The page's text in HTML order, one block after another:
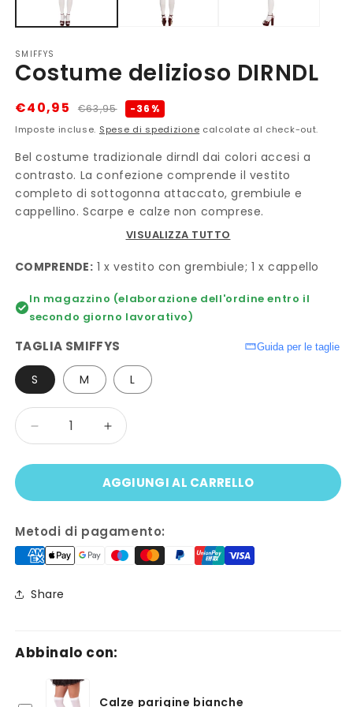
SMIFFYS
Costume delizioso DIRNDL
Prezzo
di
€63,95
Prezzo
scontato
€40,95 -36%
Imposte incluse. Spese di spedizione calcolate al check-out.
Bel costume tradizionale dirndl dai colori accesi a
contrasto. La confezione comprende il vestito
completo di sottogonna attaccato, grembiule e
cappellino. Scarpe e calze non comprese.
VISUALIZZA TUTTO
COMPRENDE: 1 x vestito con grembiule; 1 x cappello
In magazzino (elaborazione dell'ordine entro il
secondo giorno lavorativo)
TAGLIA SMIFFYS Guida per le taglie
S M L
Quantità
Diminuisci
quantità
per
delizioso
Aumenta
quantità
per
Costume
delizioso
AGGIUNGI AL CARRELLO
Metodi di pagamento:
Share
Abbinalo con:
Calze parigine bianche